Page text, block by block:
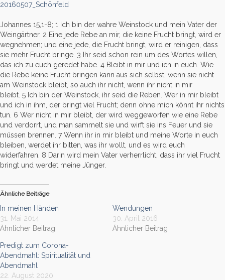
20160507_Schönfeld
Johannes 15,1-8; 1 Ich bin der wahre Weinstock und mein Vater der
Weingärtner. 2 Eine jede Rebe an mir, die keine Frucht bringt, wird er
wegnehmen; und eine jede, die Frucht bringt, wird er reinigen, dass
sie mehr Frucht bringe. 3
Ihr seid schon rein um des Wortes willen,
das ich zu euch geredet habe. 4 Bleibt in mir und ich in euch. Wie
die Rebe keine Frucht bringen kann aus sich selbst, wenn sie nicht
am Weinstock bleibt, so auch ihr nicht, wenn ihr nicht in mir
bleibt. 5 Ich bin der Weinstock, ihr seid die Reben. Wer in mir bleibt
und ich in ihm, der bringt viel Frucht; denn ohne mich könnt ihr nichts
tun. 6 Wer nicht in mir bleibt, der wird weggeworfen wie eine Rebe
und verdorrt, und man sammelt sie und wirft sie ins Feuer und sie
müssen brennen. 7Wenn ihr in mir bleibt und meine Worte in euch
bleiben, werdet ihr bitten, was ihr wollt, und es wird euch
widerfahren. 8 Darin wird mein Vater verherrlicht, dass ihr viel Frucht
bringt und werdet meine Jünger.
Ähnliche Beiträge
In meinen Händen
31. Mai 2014
Ähnlicher Beitrag
Wendungen
30. April 2016
Ähnlicher Beitrag
Predigt zum Corona-
Abendmahl: Spiritualität und
Abendmahl
22. August 2020